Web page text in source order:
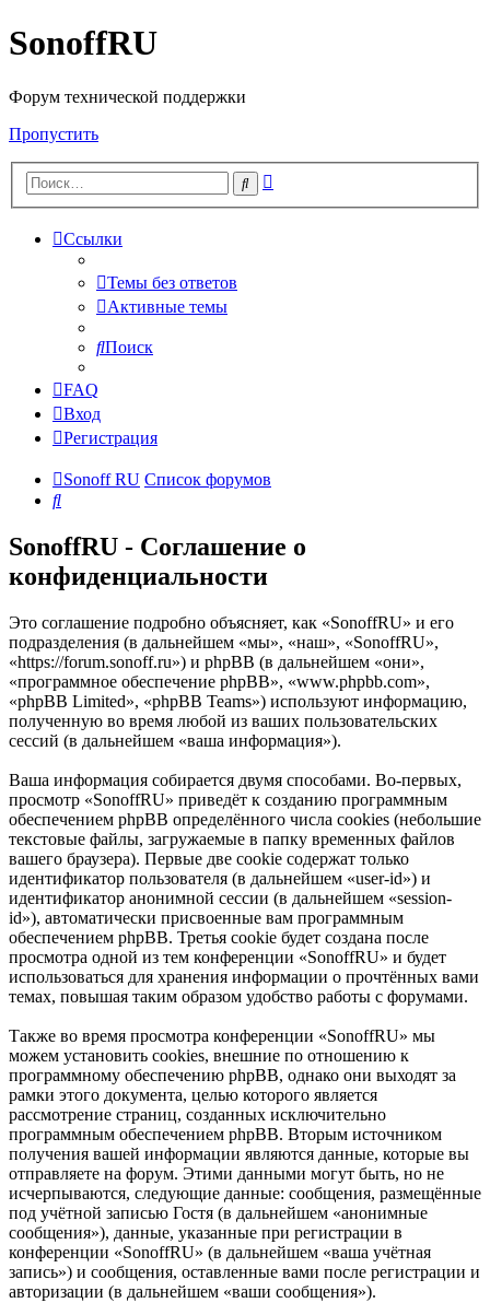
SonoffRU
Форум технической поддержки
Пропустить
Поиск
Ссылки
Темы без ответов
Активные темы
Поиск
FAQ
Вход
Регистрация
Sonoff RU Список форумов
Поиск
SonoffRU - Соглашение о
конфиденциальности
Это соглашение подробно объясняет, как «SonoffRU» и его
подразделения (в дальнейшем «мы», «наш», «SonoffRU»,
«https://forum.sonoff.ru») и phpBB (в дальнейшем «они»,
«программное обеспечение phpBB», «www.phpbb.com»,
«phpBB Limited», «phpBB Teams») используют информацию,
полученную во время любой из ваших пользовательских
сессий (в дальнейшем «ваша информация»).
Ваша информация собирается двумя способами. Во-первых,
просмотр «SonoffRU» приведёт к созданию программным
обеспечением phpBB определённого числа cookies (небольшие
текстовые файлы, загружаемые в папку временных файлов
вашего браузера). Первые две cookie содержат только
идентификатор пользователя (в дальнейшем «user-id») и
идентификатор анонимной сессии (в дальнейшем «session-
id»), автоматически присвоенные вам программным
обеспечением phpBB. Третья cookie будет создана после
просмотра одной из тем конференции «SonoffRU» и будет
использоваться для хранения информации о прочтённых вами
темах, повышая таким образом удобство работы с форумами.
Также во время просмотра конференции «SonoffRU» мы
можем установить cookies, внешние по отношению к
программному обеспечению phpBB, однако они выходят за
рамки этого документа, целью которого является
рассмотрение страниц, созданных исключительно
программным обеспечением phpBB. Вторым источником
получения вашей информации являются данные, которые вы
отправляете на форум. Этими данными могут быть, но не
исчерпываются, следующие данные: сообщения, размещённые
под учётной записью Гостя (в дальнейшем «анонимные
сообщения»), данные, указанные при регистрации в
конференции «SonoffRU» (в дальнейшем «ваша учётная
запись») и сообщения, оставленные вами после регистрации и
авторизации (в дальнейшем «ваши сообщения»).